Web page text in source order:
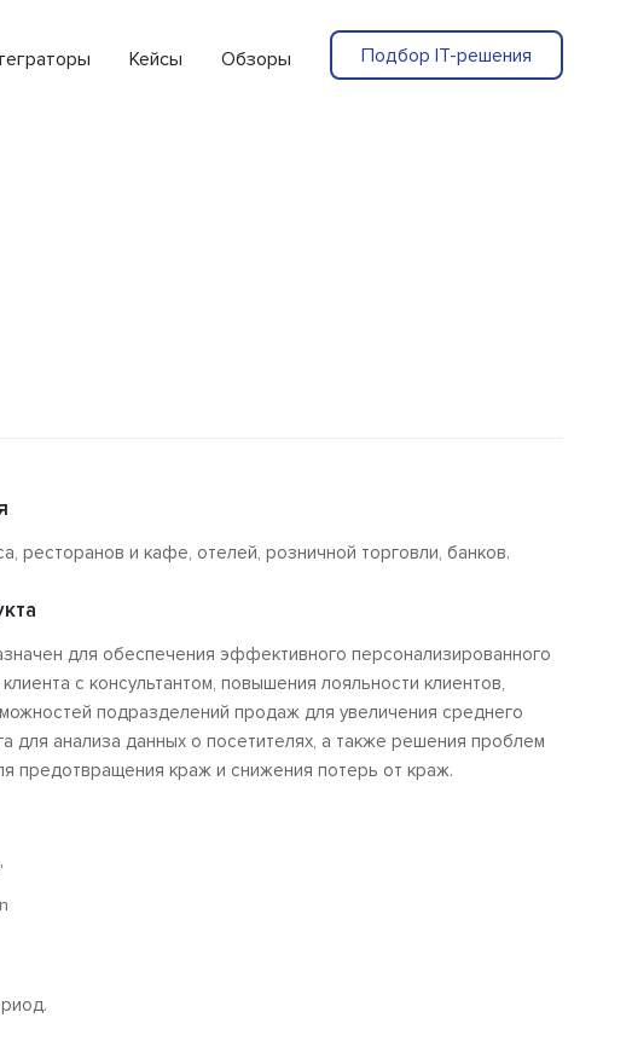
Кейсы Обзоры Подбор IT-решения
ресторанов и кафе, отелей, розничной торговли, банков.
для обеспечения эффективного персонализированного
с консультантом, повышения лояльности клиентов,
подразделений продаж для увеличения среднего
для анализа данных о посетителях, а также решения проблем
предотвращения краж и снижения потерь от краж.